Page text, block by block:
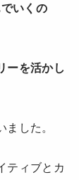
いくの
ーを活かし
した。
ティブとカ